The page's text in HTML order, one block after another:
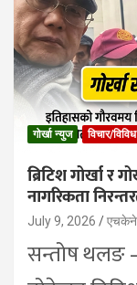
गोर्खा न्युज विचार/विविध
ब्रिटिश गोर्खा र
नागरिकता
July 9, 2026
सन्तोष थलङ